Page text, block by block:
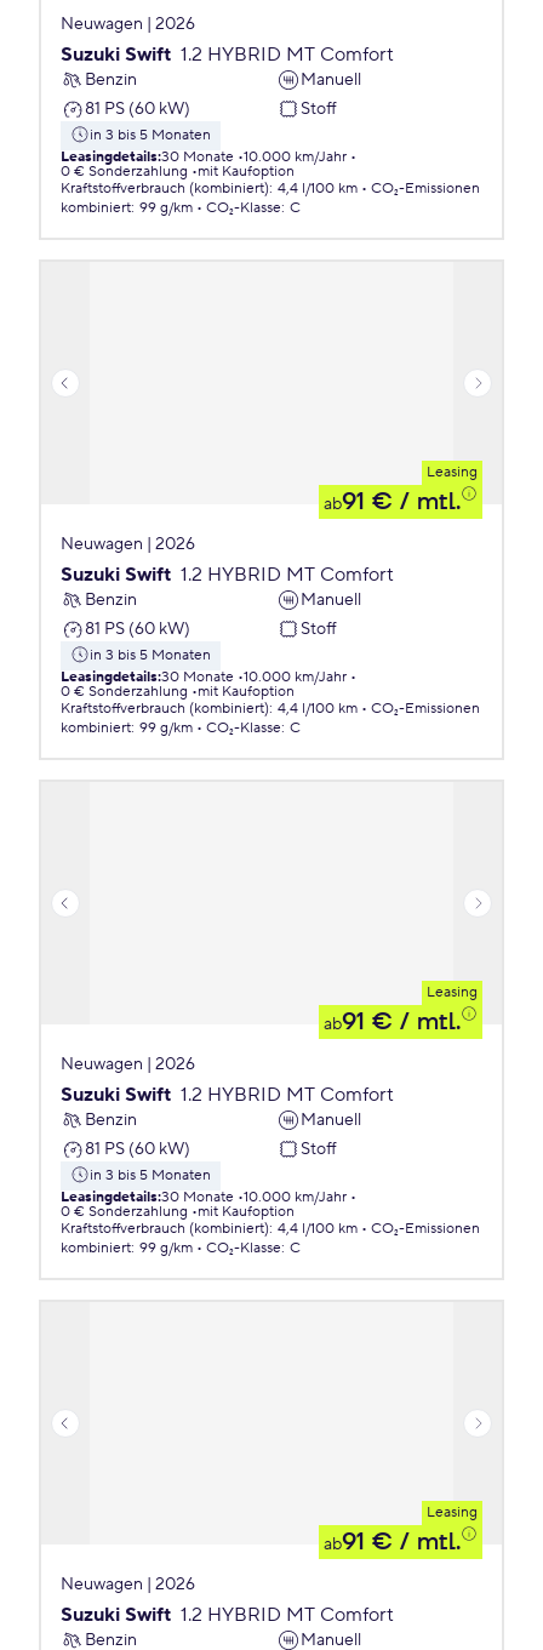
Neuwagen | 2026
Suzuki Swift 1.2 HYBRID MT Comfort
Benzin
Manuell
81 PS (60 kW)
Stoff
in 3 bis 5 Monaten
Leasingdetails:30 Monate 10.000 km/Jahr
0 € Sonderzahlung
mit Kaufoption
Kraftstoffverbrauch (kombiniert): 4,4 l/100 km
CO₂-Emissionen
kombiniert: 99 g/km CO₂-Klasse: C
Leasing
ab91 € / mtl.
Neuwagen | 2026
Suzuki Swift 1.2 HYBRID MT Comfort
Benzin
Manuell
81 PS (60 kW)
Stoff
in 3 bis 5 Monaten
Leasingdetails:30 Monate 10.000 km/Jahr
0 € Sonderzahlung
mit Kaufoption
Kraftstoffverbrauch (kombiniert): 4,4 l/100 km
CO₂-Emissionen
kombiniert: 99 g/km CO₂-Klasse: C
Leasing
ab91 € / mtl.
Neuwagen | 2026
Suzuki Swift 1.2 HYBRID MT Comfort
Benzin
Manuell
81 PS (60 kW)
Stoff
in 3 bis 5 Monaten
Leasingdetails:30 Monate 10.000 km/Jahr
0 € Sonderzahlung
mit Kaufoption
Kraftstoffverbrauch (kombiniert): 4,4 l/100 km
CO₂-Emissionen
kombiniert: 99 g/km CO₂-Klasse: C
Leasing
ab91 € / mtl.
Neuwagen | 2026
Suzuki Swift 1.2 HYBRID MT Comfort
Benzin Manuell